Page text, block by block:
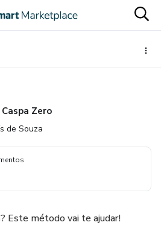
Zero
de Souza
Este método vai te ajudar!